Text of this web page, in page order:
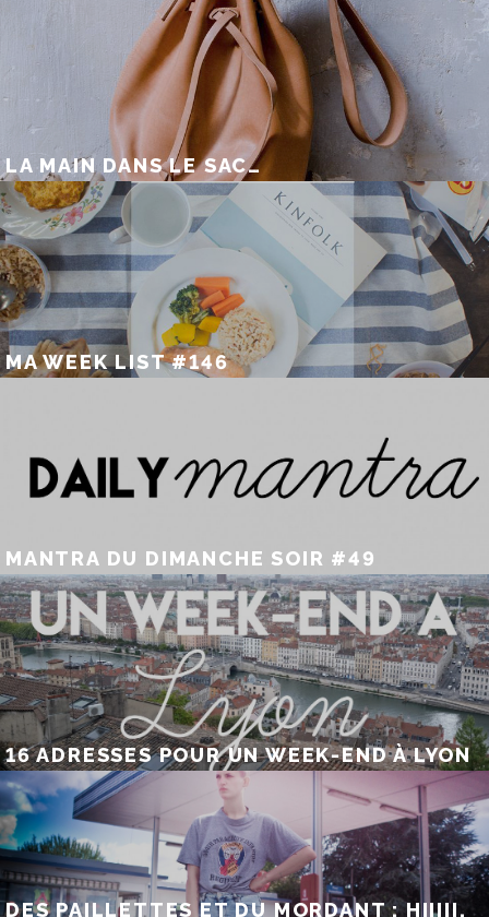
LA MAIN DANS LE SAC…
MA WEEK LIST #146
MANTRA DU DIMANCHE SOIR #49
16 ADRESSES POUR UN WEEK-END À LYON
DES PAILLETTES ET DU MORDANT : HIIIII,